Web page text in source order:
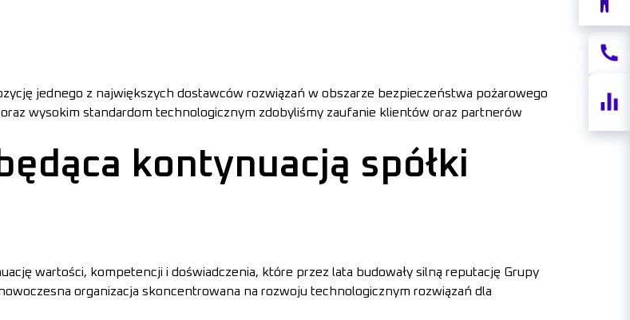
akcji
jednego z największych dostawców rozwiązań w obszarze bezpieczeństwa pożarowego
wysokim standardom technologicznym zdobyliśmy zaufanie klientów oraz partnerów
kontynuacją spółki
wartości, kompetencji i doświadczenia, które przez lata budowały silną reputację Grupy
organizacja skoncentrowana na rozwoju technologicznym rozwiązań dla